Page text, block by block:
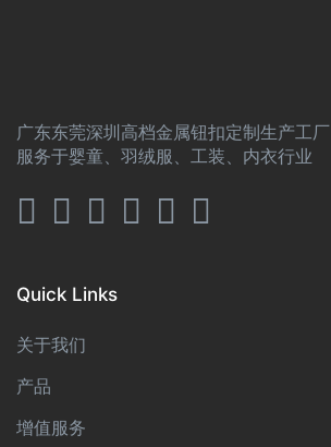
广东东莞深圳高档金属钮扣定制生产工厂
服务于婴童、羽绒服、工装、内衣行业
Quick Links
关于我们
产品
增值服务